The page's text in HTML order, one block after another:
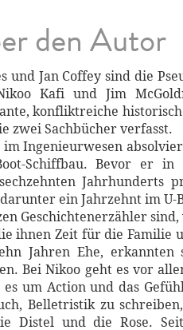
den Autor
und Jan Coffey sind die
Kafi und Jim
konfliktreiche
zwei Sachbücher verfasst.
Ingenieurwesen
Schiffbau. Bevor er in
Jahrhunderts
ein Jahrzehnt im U-
Geschichtenerzähler
ihnen Zeit für die Familie
Jahren Ehe,
Bei Nikoo geht es vor
es um Action und das
Belletristik zu
Distel und die Rose.